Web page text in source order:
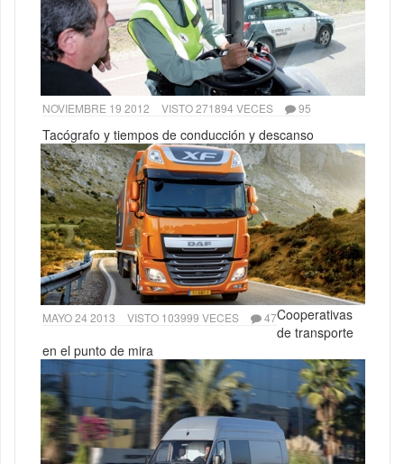
NOVIEMBRE 19 2012 VISTO 271894 VECES 95
Tacógrafo y tiempos de conducción y descanso
MAYO 24 2013 VISTO 103999 VECES 47Cooperativas
de transporte
en el punto de mira